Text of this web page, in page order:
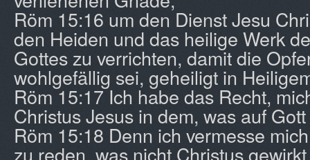
Röm 15:16 um den Dienst Jesu
den Heiden und das heilige Werk
Gottes zu verrichten, damit die
wohlgefällig sei, geheiligt in
Röm 15:17 Ich habe das Recht,
Christus Jesus in dem, was auf
Röm 15:18 Denn ich vermesse
zu reden, was nicht Christus